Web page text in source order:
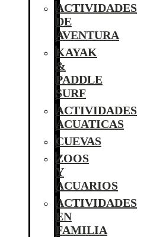
ACTIVIDADES
DE
AVENTURA
KAYAK
&
PADDLE
SURF
ACTIVIDADES
ACUATICAS
CUEVAS
ZOOS
Y
ACUARIOS
ACTIVIDADES
EN
FAMILIA